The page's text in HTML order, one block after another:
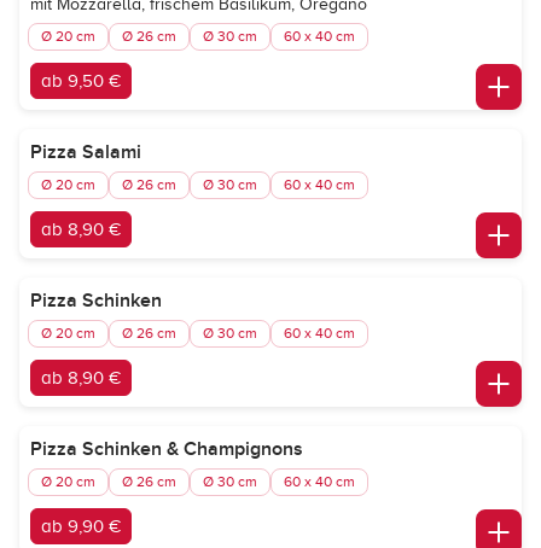
mit Mozzarella, frischem Basilikum, Oregano
Ø 20 cm Ø 26 cm Ø 30 cm 60 x 40 cm
ab 9,50 €
Pizza Salami
Ø 20 cm Ø 26 cm Ø 30 cm 60 x 40 cm
ab 8,90 €
Pizza Schinken
Ø 20 cm Ø 26 cm Ø 30 cm 60 x 40 cm
ab 8,90 €
Pizza Schinken & Champignons
Ø 20 cm Ø 26 cm Ø 30 cm 60 x 40 cm
ab 9,90 €